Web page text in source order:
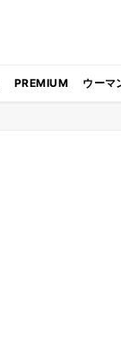
PREMIUM ウーマ